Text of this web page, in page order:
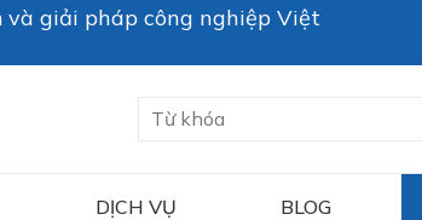
và giải pháp công nghiệp Việt
DỊCH VỤ BLOG